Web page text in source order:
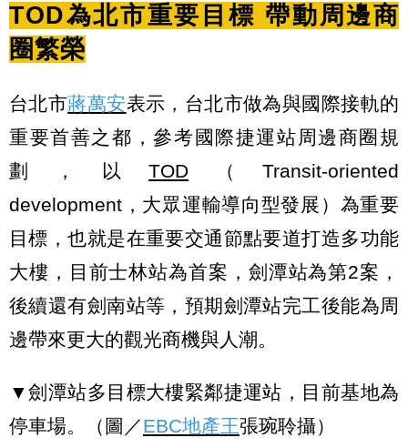
TOD為北市重要目標 帶動周邊商
圈繁榮
台北市蔣萬安表示，台北市做為與國際接軌的
重要首善之都，參考國際捷運站周邊商圈規
劃，以 TOD （Transit-oriented
development，大眾運輸導向型發展）為重要
目標，也就是在重要交通節點要道打造多功能
大樓，目前士林站為首案，劍潭站為第2案，
後續還有劍南站等，預期劍潭站完工後能為周
邊帶來更大的觀光商機與人潮。
▼劍潭站多目標大樓緊鄰捷運站，目前基地為
停車場。（圖／EBC地產王張琬聆攝）